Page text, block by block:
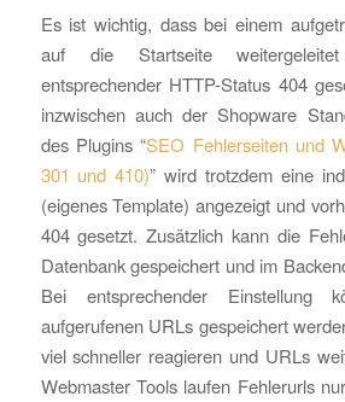
Es ist wichtig, dass bei einem
auf die Startseite
entsprechender HTTP-Status 404
inzwischen auch der Shopware
des Plugins “SEO Fehlerseiten und
301 und 410)” wird trotzdem eine
(eigenes Template) angezeigt und
404 gesetzt. Zusätzlich kann die
Datenbank gespeichert und im
Bei entsprechender Einstellung
aufgerufenen URLs gespeichert
viel schneller reagieren und URLs
Webmaster Tools laufen Fehlerurls